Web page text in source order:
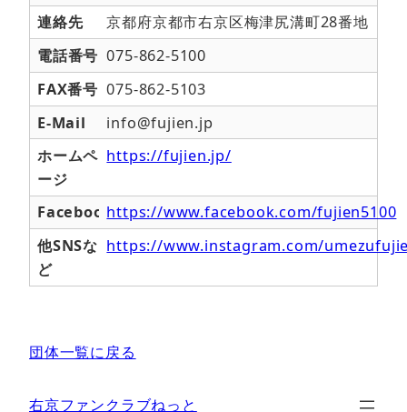
連絡先
京都府京都市右京区梅津尻溝町28番地
電話番号 075-862-5100
FAX番号 075-862-5103
E-Mail
info@fujien.jp
ホームペ
ージ
https://fujien.jp/
Facebookhttps://www.facebook.com/fujien5100
他SNSな
ど
https://www.instagram.com/
団体一覧に戻る
右京ファンクラブねっと